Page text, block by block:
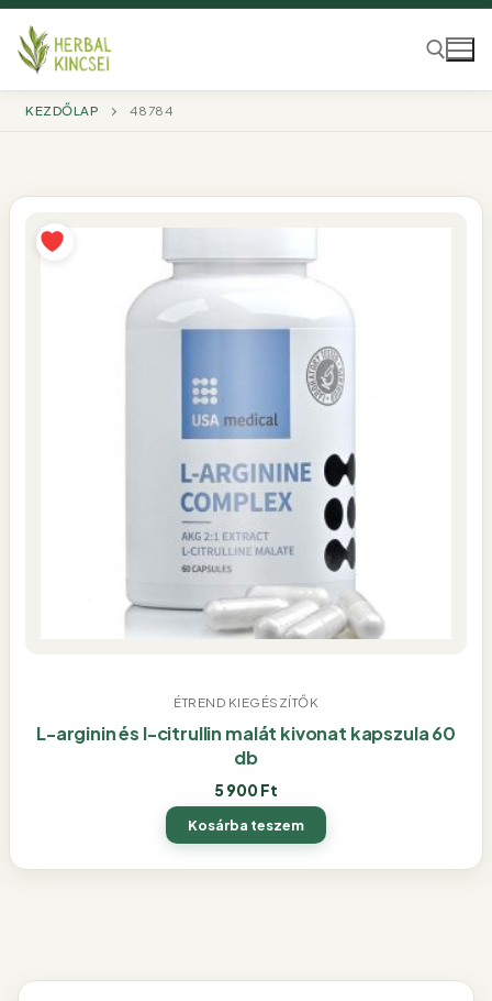
Ugrás
tartalomra
KEZDŐLAP 48784
ÉTREND KIEGÉSZÍTŐK
L-arginin és l-citrullin malát kivonat kapszula 60
db
5 900 Ft
Kosárba teszem